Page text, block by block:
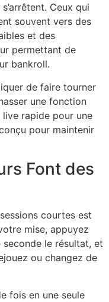
Ceux qui
souvent vers des
et des
permettant de
bankroll.
de faire tourner
une fonction
live rapide pour une
pour maintenir
Font des
courtes est
mise, appuyez
le résultat, et
ou changez de
fois en une seule